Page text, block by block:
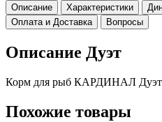
Описание
Характеристики
Оплата и Доставка
Вопросы
Описание Дуэт
Корм для рыб КАРДИНАЛ Дуэт
Похожие товары